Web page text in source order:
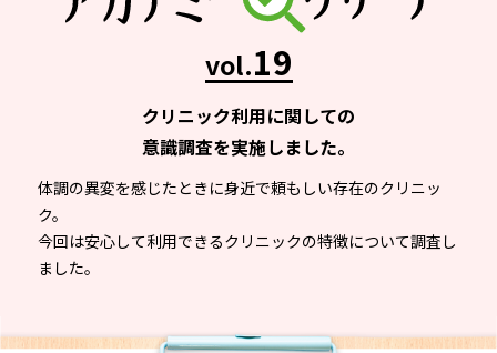
vol.19
クリニック利用に関しての
意識調査を実施しました。
体調の異変を感じたときに身近で頼もしい存在のクリニッ
ク。
今回は安心して利用できるクリニックの特徴について調査し
ました。